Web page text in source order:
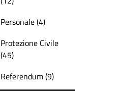
Personale (4)
Protezione Civile
(45)
Referendum (9)